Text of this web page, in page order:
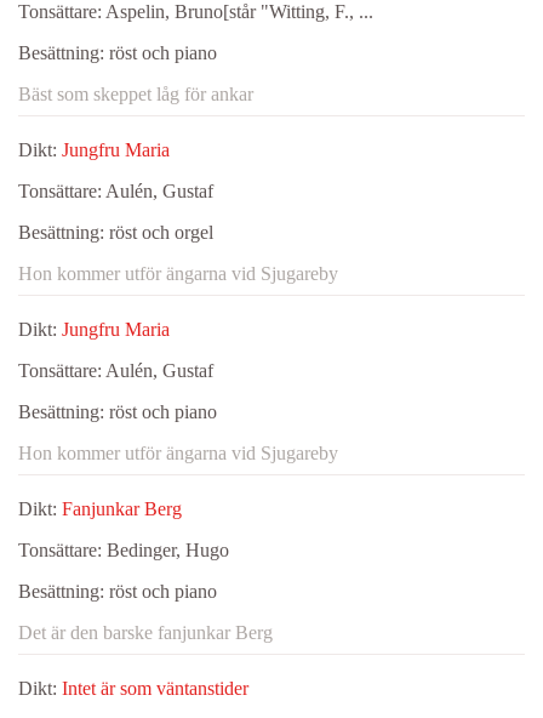
Tonsättare: Aspelin, Bruno[står "Witting, F., ...
Besättning: röst och piano
Bäst som skeppet låg för ankar
Dikt: Jungfru Maria
Tonsättare: Aulén, Gustaf
Besättning: röst och orgel
Hon kommer utför ängarna vid Sjugareby
Dikt: Jungfru Maria
Tonsättare: Aulén, Gustaf
Besättning: röst och piano
Hon kommer utför ängarna vid Sjugareby
Dikt: Fanjunkar Berg
Tonsättare: Bedinger, Hugo
Besättning: röst och piano
Det är den barske fanjunkar Berg
Dikt: Intet är som väntanstider